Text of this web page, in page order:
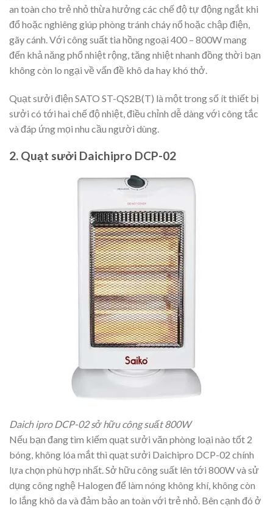
an toàn cho trẻ nhỏ thừa hưởng các chế độ tự động ngắt khi
đổ hoặc nghiêng giúp phòng tránh cháy nổ hoặc chập điện,
gãy cánh. Với công suất tia hồng ngoại 400 – 800W mang
đến khả năng phổ nhiệt rộng, tăng nhiệt nhanh đồng thời bạn
không còn lo ngại về vấn đề khô da hay khó thở.
Quạt sưởi điện SATO ST-QS2B(T) là một trong số ít thiết bị
sưởi có tới hai chế độ nhiệt, điều chỉnh dễ dàng với công tắc
và đáp ứng mọi nhu cầu người dùng.
2. Quạt sưởi Daichipro DCP-02
Daich ipro DCP-02 sở hữu công suất 800W
Nếu bạn đang tìm kiếm quạt sưởi văn phòng loại nào tốt 2
bóng, không lóa mắt thì quạt sưởi Daichipro DCP-02 chính
lựa chọn phù hợp nhất. Sở hữu công suất lên tới 800W và sử
dụng công nghệ Halogen để làm nóng không khí, không còn
lo lắng khô da và đảm bảo an toàn với trẻ nhỏ. Bên cạnh đó ở